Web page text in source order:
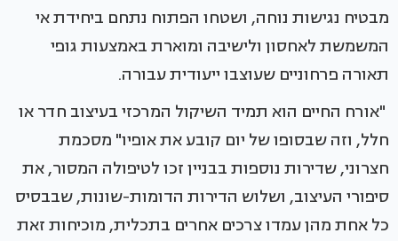
מבטיח נגישות נוחה, ושטחו הפתוח נתחם ביחידת אי
המשמשת לאחסון ולישיבה ומוארת באמצעות גופי
תאורה פרחוניים שעוצבו ייעודית עבורה.
"אורח החיים הוא תמיד השיקול המרכזי בעיצוב חדר או
חלל, וזה שבסופו של יום קובע את אופיו" מסכמת
חצרוני, שדירות נוספות בבניין זכו לטיפולה המסור, את
סיפורי העיצוב, ושלוש הדירות הדומות-שונות, שבבסיס
כל אחת מהן עמדו צרכים אחרים בתכלית, מוכיחות זאת